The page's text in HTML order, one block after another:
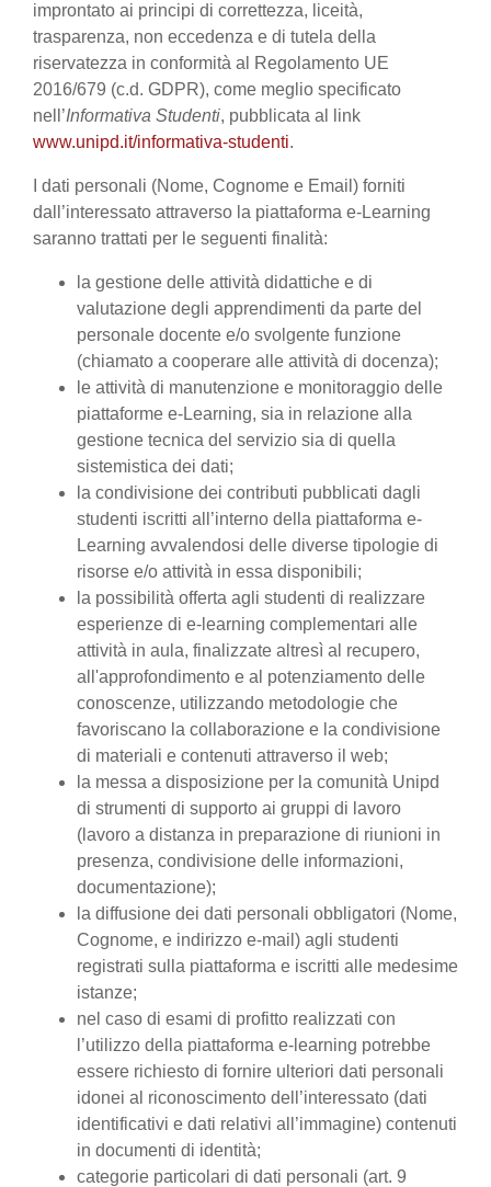
improntato ai principi di correttezza, liceità,
trasparenza, non eccedenza e di tutela della
riservatezza in conformità al Regolamento UE
2016/679 (c.d. GDPR), come meglio specificato
nell’Informativa Studenti, pubblicata al link
www.unipd.it/informativa-studenti.
I dati personali (Nome, Cognome e Email) forniti
dall’interessato attraverso la piattaforma e-Learning
saranno trattati per le seguenti finalità:
la gestione delle attività didattiche e di
valutazione degli apprendimenti da parte del
personale docente e/o svolgente funzione
(chiamato a cooperare alle attività di docenza);
le attività di manutenzione e monitoraggio delle
piattaforme e-Learning, sia in relazione alla
gestione tecnica del servizio sia di quella
sistemistica dei dati;
la condivisione dei contributi pubblicati dagli
studenti iscritti all’interno della piattaforma e-
Learning avvalendosi delle diverse tipologie di
risorse e/o attività in essa disponibili;
la possibilità offerta agli studenti di realizzare
esperienze di e-learning complementari alle
attività in aula, finalizzate altresì al recupero,
all'approfondimento e al potenziamento delle
conoscenze, utilizzando metodologie che
favoriscano la collaborazione e la condivisione
di materiali e contenuti attraverso il web;
la messa a disposizione per la comunità Unipd
di strumenti di supporto ai gruppi di lavoro
(lavoro a distanza in preparazione di riunioni in
presenza, condivisione delle informazioni,
documentazione);
la diffusione dei dati personali obbligatori (Nome,
Cognome, e indirizzo e-mail) agli studenti
registrati sulla piattaforma e iscritti alle medesime
istanze;
nel caso di esami di profitto realizzati con
l’utilizzo della piattaforma e-learning potrebbe
essere richiesto di fornire ulteriori dati personali
idonei al riconoscimento dell’interessato (dati
identificativi e dati relativi all’immagine) contenuti
in documenti di identità;
categorie particolari di dati personali (art. 9